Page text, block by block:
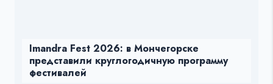
Imandra Fest 2026: в Мончегорске
представили круглогодичную программу
фестивалей